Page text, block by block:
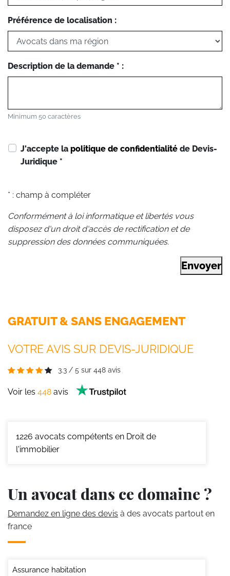
Préférence de localisation :
Description de la demande * :
Minimum 50 caractères
J'accepte la politique de confidentialité de Devis-
Juridique *
* : champ à compléter
Conformément à loi informatique et libertés vous
disposez d'un droit d'accès de rectification et de
suppression des données communiquées.
Envoyer
GRATUIT & SANS ENGAGEMENT
VOTRE AVIS SUR DEVIS-JURIDIQUE
3.3 / 5 sur 448 avis
Voir les 448 avis
1226 avocats compétents en Droit de
l'immobilier
Un avocat dans ce domaine ?
Demandez en ligne des devis à des avocats partout en
france
Assurance habitation